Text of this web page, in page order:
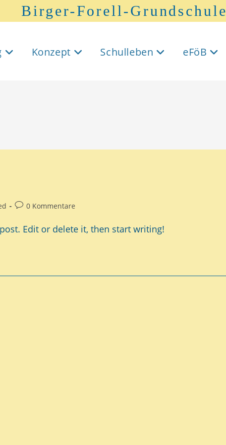
Birger-Forell-Grundschule
Konzept Schulleben eFöB
0 Kommentare
Edit or delete it, then start writing!